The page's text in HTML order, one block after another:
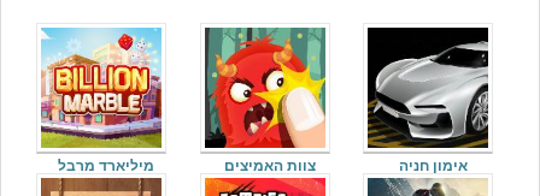
אימון חניה צוות האמיצים מיליארד מרבל